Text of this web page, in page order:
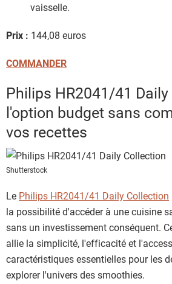
vaisselle.
Prix : 144,08 euros
COMMANDER
Philips HR2041/41
l'option budget sans
vos recettes
Shutterstock
Le Philips HR2041/41 Daily Collection
la possibilité d'accéder à une cuisine
sans un investissement conséquent.
allie la simplicité, l'efficacité et
caractéristiques essentielles pour les
explorer l'univers des smoothies.